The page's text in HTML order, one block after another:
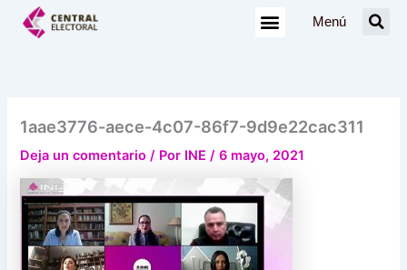
Menú
1aae3776-aece-4c07-86f7-9d9e22cac311
Deja un comentario / Por INE/6 mayo, 2021